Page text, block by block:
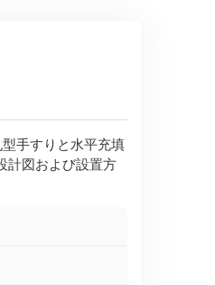
手すりと水平充填
計図および設置方